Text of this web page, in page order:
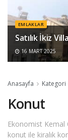
EMLAKLAR
Satılık İkiz
16 MART 2025
Anasayfa Kategori
Konut
Ekonomist Kemal
konut ile kiralık